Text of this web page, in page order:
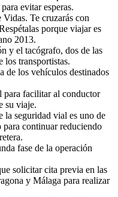
evitar esperas.
Te cruzarás con
porque viajar es
2013.
y el tacógrafo, dos de las
los transportistas.
de los vehículos destinados
facilitar al conductor
su viaje.
la seguridad vial es uno de
continuar reduciendo
fase de la operación
solicitar cita previa en las
y Málaga para realizar